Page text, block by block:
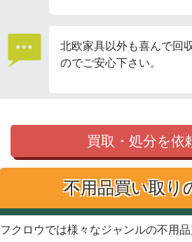
北欧家具以外も喜んで回
のでご安心下さい。
買取・処分を依
不用品買い取り
フクロウでは様々なジャンルの不用